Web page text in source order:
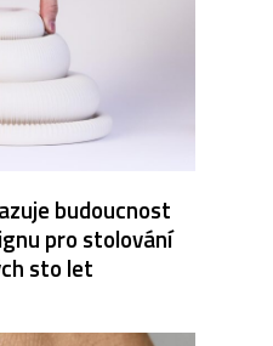
budoucnost
pro stolování
sto let